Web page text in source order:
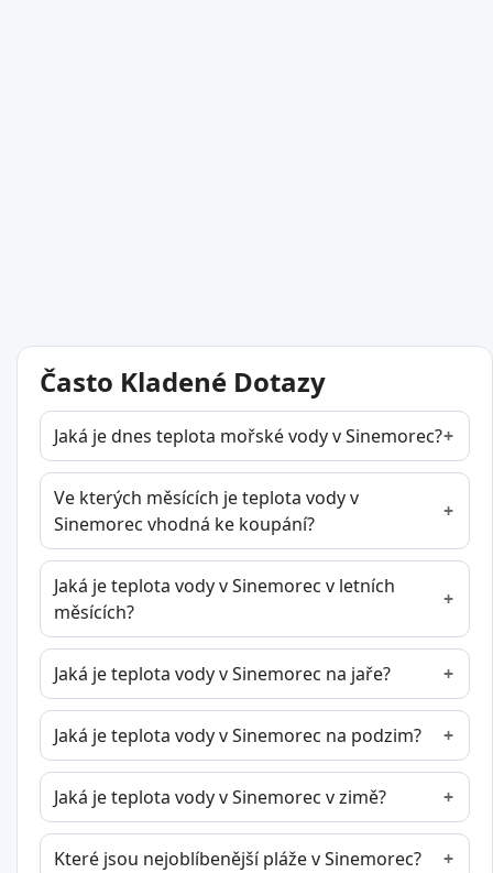
Často Kladené Dotazy
Jaká je dnes teplota mořské vody v Sinemorec?
Ve kterých měsících je teplota vody v
Sinemorec vhodná ke koupání?
Jaká je teplota vody v Sinemorec v letních
měsících?
Jaká je teplota vody v Sinemorec na jaře?
Jaká je teplota vody v Sinemorec na podzim?
Jaká je teplota vody v Sinemorec v zimě?
Které jsou nejoblíbenější pláže v Sinemorec?